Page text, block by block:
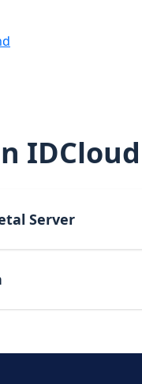
Server